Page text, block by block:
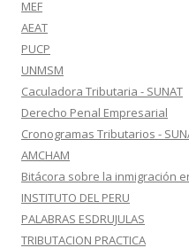
MEF
AEAT
PUCP
UNMSM
Caculadora Tributaria - SUNAT
Derecho Penal Empresarial
Cronogramas Tributarios -
AMCHAM
Bitácora sobre la inmigración
INSTITUTO DEL PERU
PALABRAS ESDRUJULAS
TRIBUTACION PRACTICA